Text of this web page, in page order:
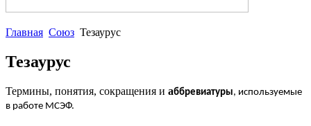
Главная Союз Тезаурус
Тезаурус
Термины, понятия, сокращения и аббревиатуры, используемые
в работе МСЭФ.